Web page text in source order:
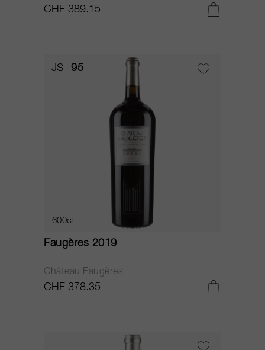
CHF 389.15
JS 95
600cl
Faugères 2019
Château Faugères
CHF 378.35